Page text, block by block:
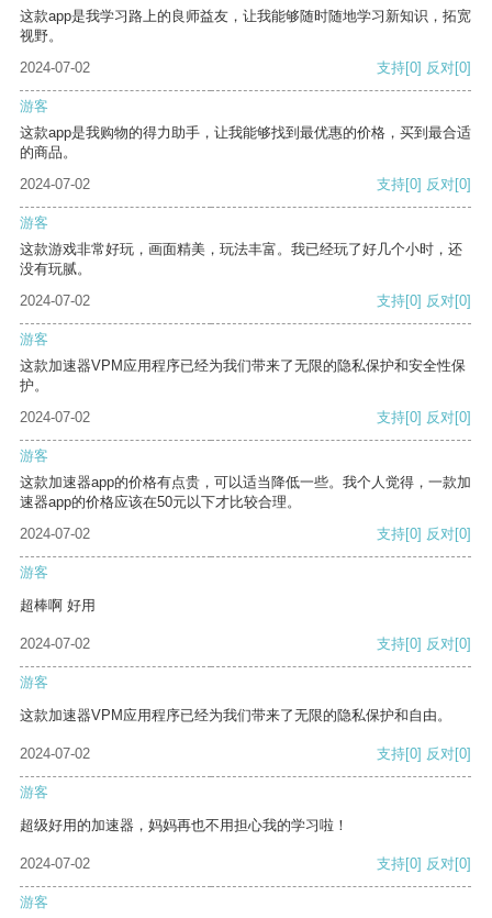
这款app是我学习路上的良师益友，让我能够随时随地学习新知识，拓宽
视野。
2024-07-02
支持[0] 反对[0]
游客
这款app是我购物的得力助手，让我能够找到最优惠的价格，买到最合适
的商品。
2024-07-02
支持[0] 反对[0]
游客
这款游戏非常好玩，画面精美，玩法丰富。我已经玩了好几个小时，还
没有玩腻。
2024-07-02
支持[0] 反对[0]
游客
这款加速器VPM应用程序已经为我们带来了无限的隐私保护和安全性保
护。
2024-07-02
支持[0] 反对[0]
游客
这款加速器app的价格有点贵，可以适当降低一些。我个人觉得，一款加
速器app的价格应该在50元以下才比较合理。
2024-07-02
支持[0] 反对[0]
游客
超棒啊 好用
2024-07-02 支持[0] 反对[0]
游客
这款加速器VPM应用程序已经为我们带来了无限的隐私保护和自由。
2024-07-02 支持[0] 反对[0]
游客
超级好用的加速器，妈妈再也不用担心我的学习啦！
2024-07-02 支持[0] 反对[0]
游客